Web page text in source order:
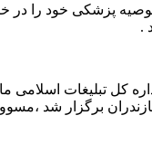
پزشکی خود را در
.
برگزار شد